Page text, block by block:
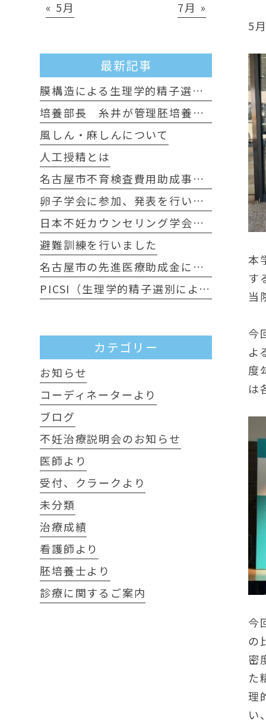
5
本
す
当
今
よ
度
は
今
の
密
た
理
い
« 5月 7月 »
最新記事
膜構造による生理学的精子選別について
培養部長 糸井が管理胚培養士試験に認定されました
風しん・麻しんについて
人工授精とは
名古屋市不育検査費用助成事業のお知らせ
卵子学会に参加、発表を行いました。
日本不妊カウンセリング学会に行ってきました
避難訓練を行いました
名古屋市の先進医療助成金について
PICSI（生理学的精子選別による顕微授精）について
カテゴリー
お知らせ
コーディネーターより
ブログ
不妊治療説明会のお知らせ
医師より
受付、クラークより
未分類
治療成績
看護師より
胚培養士より
診療に関するご案内